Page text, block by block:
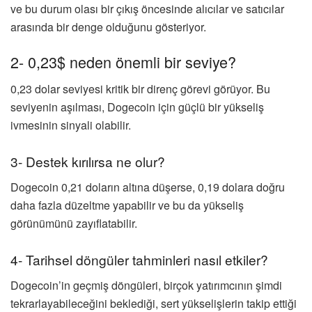
ve bu durum olası bir çıkış öncesinde alıcılar ve satıcılar
arasında bir denge olduğunu gösteriyor.
2- 0,23$ neden önemli bir seviye?
0,23 dolar seviyesi kritik bir direnç görevi görüyor. Bu
seviyenin aşılması, Dogecoin için güçlü bir yükseliş
ivmesinin sinyali olabilir.
3- Destek kırılırsa ne olur?
Dogecoin 0,21 doların altına düşerse, 0,19 dolara doğru
daha fazla düzeltme yapabilir ve bu da yükseliş
görünümünü zayıflatabilir.
4- Tarihsel döngüler tahminleri nasıl etkiler?
Dogecoin’in geçmiş döngüleri, birçok yatırımcının şimdi
tekrarlayabileceğini beklediği, sert yükselişlerin takip ettiği